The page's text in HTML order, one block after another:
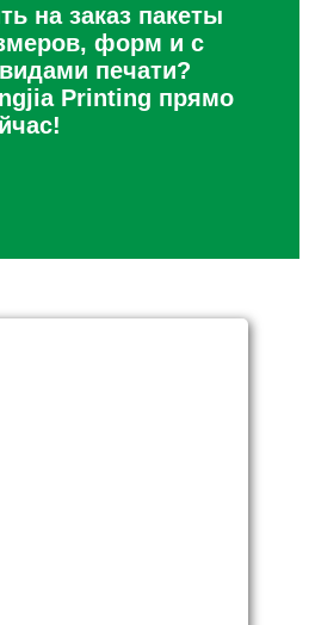
на заказ пакеты
форм и с
печати?
Printing прямо